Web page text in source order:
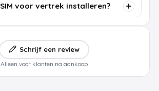
voor vertrek installeren?
Schrijf een review
Alleen voor klanten na aankoop